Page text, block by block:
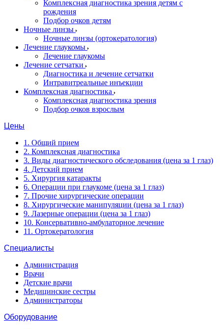
Комплексная диагностика зрения детям c
рождения
Подбор очков детям
Ночные линзы
Ночные линзы (ортокератология)
Лечение глаукомы
Лечение глаукомы
Лечение сетчатки
Диагностика и лечение сетчатки
Интравитреальные инъекции
Комплексная диагностика
Комплексная диагностика зрения
Подбор очков взрослым
Цены
1. Общий прием
2. Комплексная диагностика
3. Виды диагностического обследования (цена за 1 глаз)
4. Детский прием
5. Хирургия катаракты
6. Операции при глаукоме (цена за 1 глаз)
7. Прочие хирургические операции
8. Хирургические манипуляции (цена за 1 глаз)
9. Лазерные операции (цена за 1 глаз)
10. Консервативно-амбулаторное лечение
11. Ортокератология
Специалисты
Администрация
Врачи
Детские врачи
Медицинские сестры
Администраторы
Оборудование